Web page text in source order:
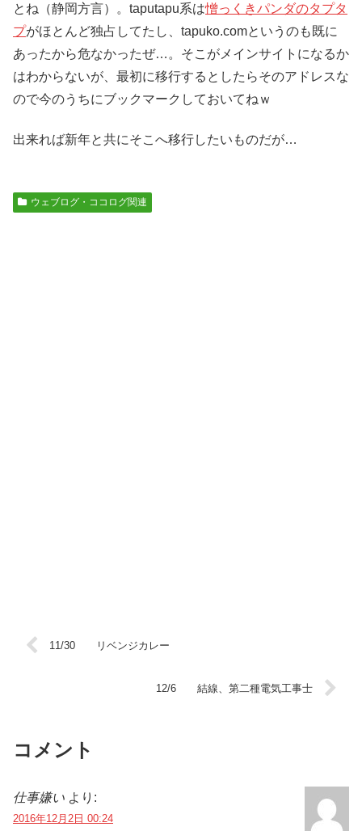
とね（静岡方言）。taputapu系は憎っくきパンダのタプタ
プがほとんど独占してたし、tapuko.comというのも既に
あったから危なかったぜ…。そこがメインサイトになるか
はわからないが、最初に移行するとしたらそのアドレスな
ので今のうちにブックマークしておいてねｗ
出来れば新年と共にそこへ移行したいものだが…
ウェブログ・ココログ関連
11/30 リベンジカレー
12/6 結線、第二種電気工事士
コメント
仕事嫌い より:
2016年12月2日 00:24